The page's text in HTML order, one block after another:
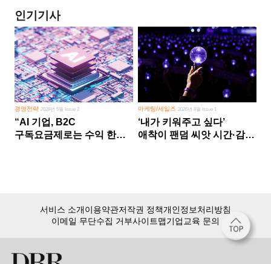
인기기사
경영전략 2026년 5월 Issue 2
“AI 기업, B2C
구독요금제로는 수익 한계
마케팅/세일즈 2026년 8월 Issue 1
‘내가 키워주고 싶다’
애착이 팬덤 씨앗 시간·감정
서비스 소개이용약관저작권 정책개인정보처리방침
이메일 무단수집 거부사이트맵기업교육 문의